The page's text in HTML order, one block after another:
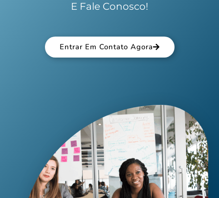
E Fale Conosco!
Entrar Em Contato Agora